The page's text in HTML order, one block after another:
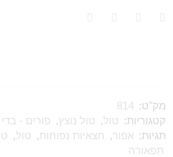
מק"ט: 814
קטגוריות: טול, טול נוצץ, פורים -
תגיות: אפור, חצאיות נפוחות, טול,
תפאורה